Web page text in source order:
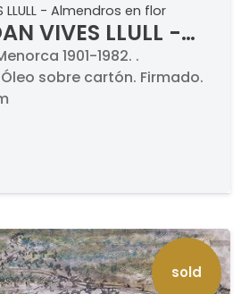
LLULL - Almendros en flor
VIVES LLULL -
flor1901-1982. .
sobre cartón. Firmado.
sold